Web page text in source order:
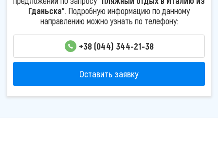
Гданьска". Подробную информацию по данному
направлению можно узнать по телефону:
+38 (044) 344-21-38
Оставить заявку